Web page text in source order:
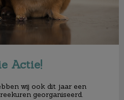
Actie!
wij ook dit jaar een
georganiseerd.